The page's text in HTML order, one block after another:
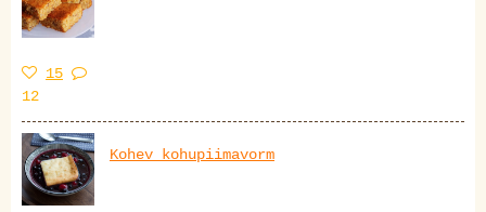
15
12
Kohev kohupiimavorm